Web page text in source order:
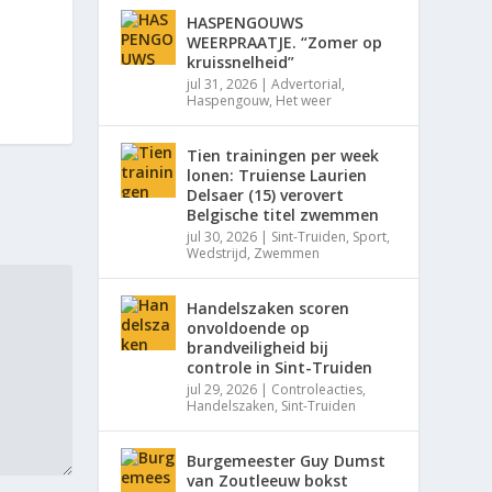
HASPENGOUWS
WEERPRAATJE. “Zomer op
kruissnelheid”
jul 31, 2026 |Advertorial,
Haspengouw, Het weer
Tien trainingen per week
lonen: Truiense Laurien
Delsaer (15) verovert
Belgische titel zwemmen
jul 30, 2026 | Sint-Truiden, Sport,
Wedstrijd, Zwemmen
Handelszaken scoren
onvoldoende op
brandveiligheid bij
controle in Sint-Truiden
jul 29, 2026 | Controleacties,
Handelszaken, Sint-Truiden
Burgemeester Guy Dumst
van Zoutleeuw bokst